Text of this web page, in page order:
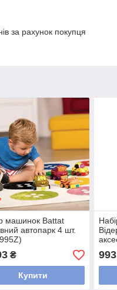
за рахунок покупця
машинок Battat
автопарк 4 шт.
₴
Купити
993